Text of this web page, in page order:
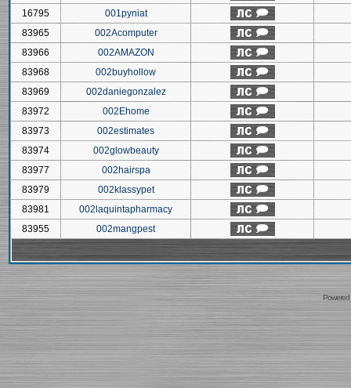
16795
001pyniat
83965
002Acomputer
83966
002AMAZON
83968
002buyhollow
83969
002daniegonzalez
83972
002Ehome
83973
002estimates
83974
002glowbeauty
83977
002hairspa
83979
002klassypet
83981
002laquintapharmacy
83955
002mangpest